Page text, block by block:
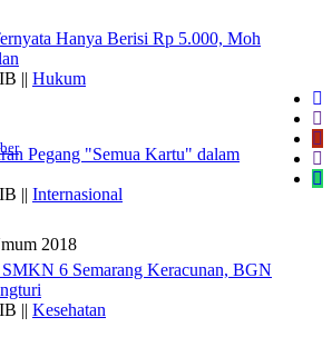
Hanya Berisi Rp 5.000, Moh
|| Hukum
Pegang "Semua Kartu" dalam
|| Internasional
6 Semarang Keracunan, BGN
|| Kesehatan
2018